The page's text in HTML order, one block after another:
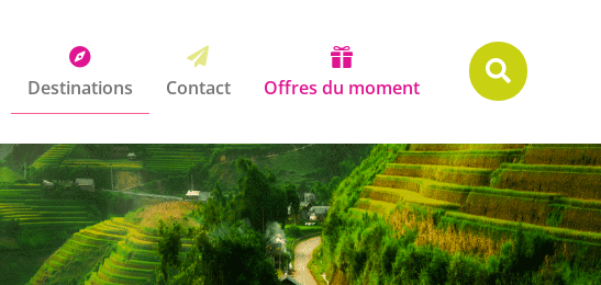

Destinations

Contact

Offres du moment
